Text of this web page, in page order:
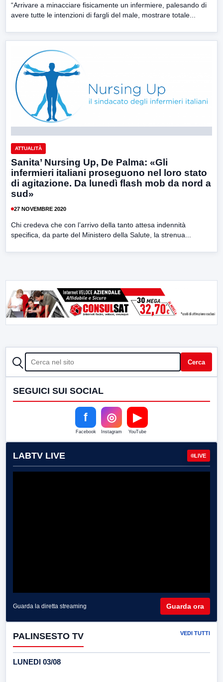
“Arrivare a minacciare fisicamente un infermiere, palesando di
avere tutte le intenzioni di fargli del male, mostrare totale...
ATTUALITÀ
Sanita’ Nursing Up, De Palma: «Gli
infermieri italiani proseguono nel loro stato
di agitazione. Da lunedì flash mob da nord a
sud»
27 NOVEMBRE 2020
Chi credeva che con l’arrivo della tanto attesa indennità
specifica, da parte del Ministero della Salute, la strenua...
CERCA Cerca
SEGUICI SUI SOCIAL
f
Facebook
◎
Instagram
▶
YouTube
LABTV LIVE LIVE
Guarda la diretta streaming Guarda ora
PALINSESTO TV VEDI TUTTI
LUNEDI 03/08